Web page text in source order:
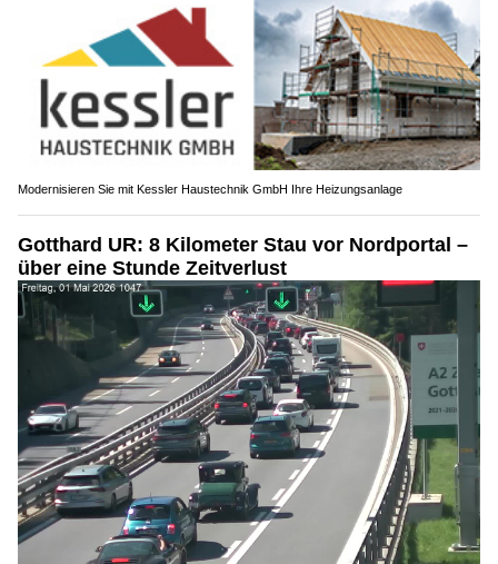
Modernisieren Sie mit Kessler Haustechnik GmbH Ihre Heizungsanlage
Gotthard UR: 8 Kilometer Stau vor Nordportal –
über eine Stunde Zeitverlust